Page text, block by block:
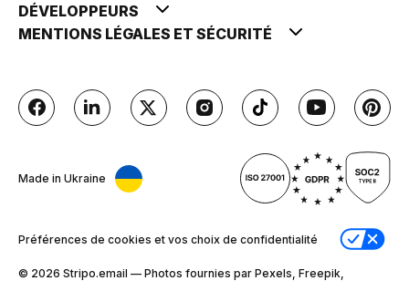
DÉVELOPPEURS
MENTIONS LÉGALES ET SÉCURITÉ
Made in Ukraine
Préférences de cookies et vos choix de confidentialité
© 2026 Stripо.email — Photos fournies par Pexels, Freepik,